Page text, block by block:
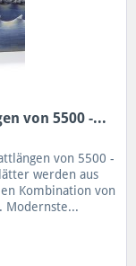
von 5500 -...
von 5500 -
werden aus
Kombination von
Modernste...